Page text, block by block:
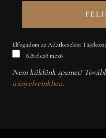
Elfogadom az Adatkezelési
Kötelező mező
Nem küldünk spamet!
irányelveinkben.